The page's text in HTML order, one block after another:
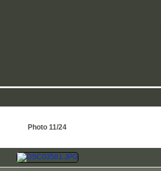
Photo 11/24